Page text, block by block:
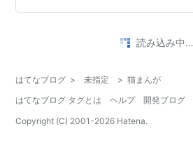
読み込み中…
はてなブログ > 未指定 > 猫まんが
はてなブログ タグとは
ヘルプ 開発ブログ
Copyright (C) 2001-2026 Hatena.